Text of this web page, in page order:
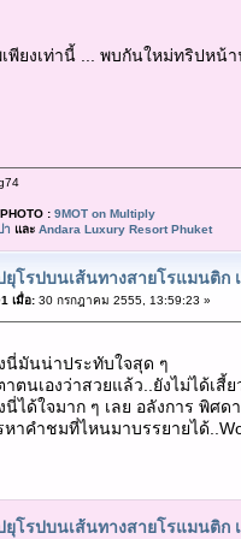
พียงเท่านี้ ... พบกันใหม่ทริปห
: 9MOT on Multiply
า และ Andara Luxury Resort Phuket
โรปบนเส้นทางสายโรแมนติก
เมื่อ:30 กรกฎาคม 2555, 13:59:23 »
นี่มันน่าประทับใจสุด ๆ
ตนเองว่าสวยแล้ว..ยังไม่ได้เสี้
ได้ใจมาก ๆ เลย อลังการ พิศ
หาคำชมที่ไหนมาบรรยายได้
โรปบนเส้นทางสายโรแมนติก